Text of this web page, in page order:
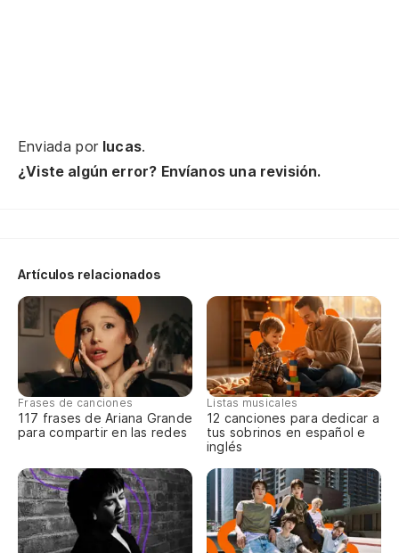
Enviada por lucas.
¿Viste algún error? Envíanos una revisión.
Artículos relacionados
Frases de canciones
117 frases de Ariana Grande
para compartir en las redes
Listas musicales
12 canciones para dedicar a
tus sobrinos en español e
inglés